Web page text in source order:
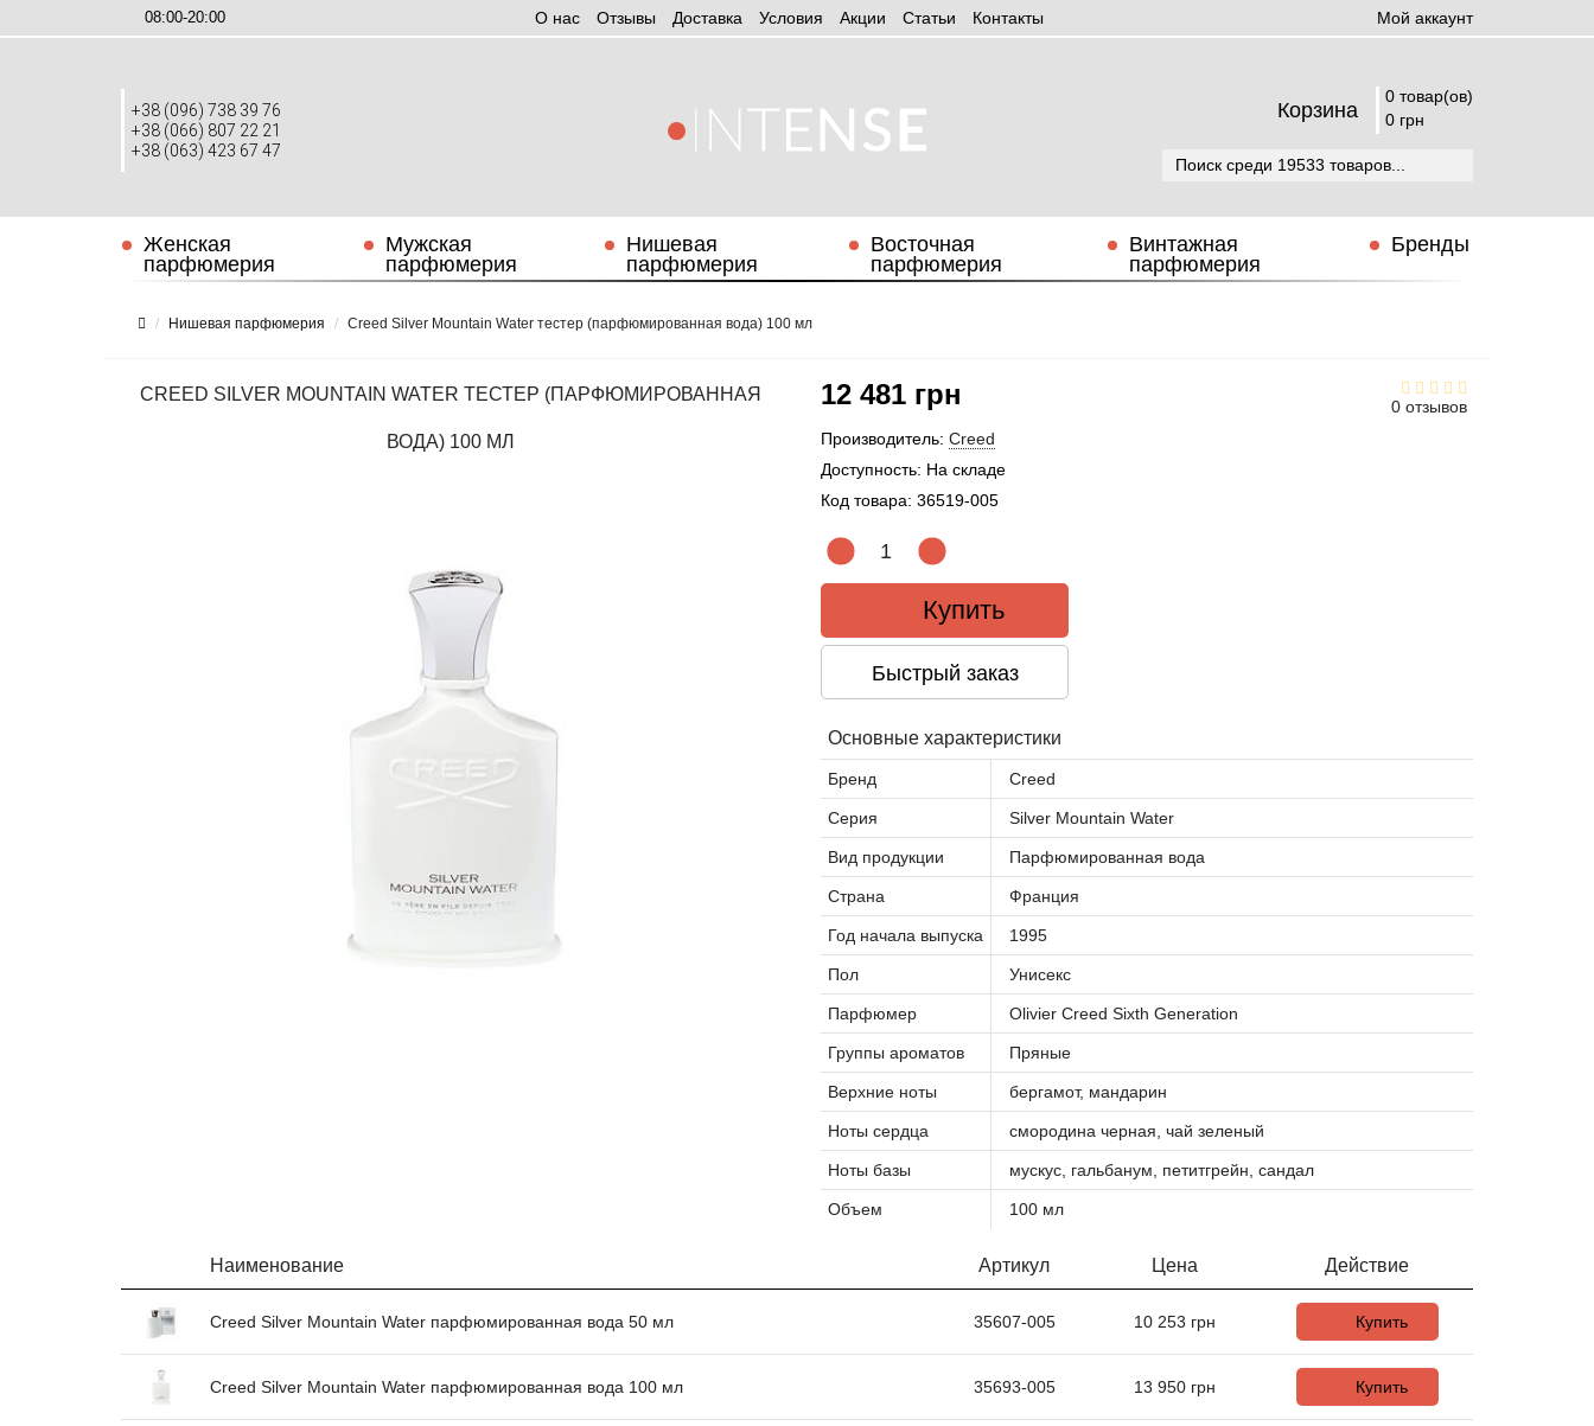
08:00-20:00 О нас Отзывы Доставка Условия Aкции Статьи Контакты Мой аккаунт
+38 (096) 738 39 76
+38 (066) 807 22 21
+38 (063) 423 67 47
Корзина
0 товар(ов)
0 грн
Женская
парфюмерия
Мужская
парфюмерия
Нишевая
парфюмерия
Восточная
парфюмерия
Винтажная
парфюмерия
Бренды
Нишевая парфюмерия Creed Silver Mountain Water тестер (парфюмированная вода) 100 мл
CREED SILVER MOUNTAIN WATER ТЕСТЕР (ПАРФЮМИРОВАННАЯ
ВОДА) 100 МЛ
0 отзывов
12 481 грн
Производитель: Creed
Доступность: На складе
Код товара: 36519-005
Купить
Быстрый заказ
Основные характеристики
Бренд Creed
Серия Silver Mountain Water
Вид продукции Парфюмированная вода
Страна Франция
Год начала выпуска 1995
Пол Унисекс
Парфюмер Olivier Creed Sixth Generation
Группы ароматов Пряные
Верхние ноты бергамот, мандарин
Ноты сердца смородина черная, чай зеленый
Ноты базы мускус, гальбанум, петитгрейн, сандал
Объем 100 мл
Наименование Артикул Цена Действие
Creed Silver Mountain Water парфюмированная вода 50 мл 35607-005 10 253 грн Купить
Creed Silver Mountain Water парфюмированная вода 100 мл 35693-005 13 950 грн Купить